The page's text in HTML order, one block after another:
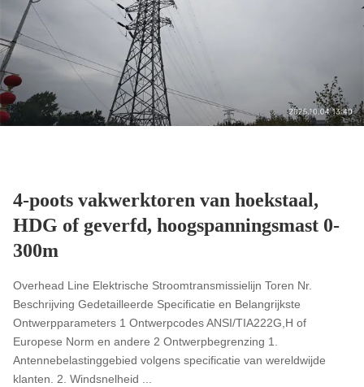
4-poots vakwerktoren van hoekstaal,
HDG of geverfd, hoogspanningsmast 0-
300m
Overhead Line Elektrische Stroomtransmissielijn Toren Nr.
Beschrijving Gedetailleerde Specificatie en Belangrijkste
Ontwerpparameters 1 Ontwerpcodes ANSI/TIA222G,H of
Europese Norm en andere 2 Ontwerpbegrenzing 1.
Antennebelastinggebied volgens specificatie van wereldwijde
klanten. 2. Windsnelheid ...